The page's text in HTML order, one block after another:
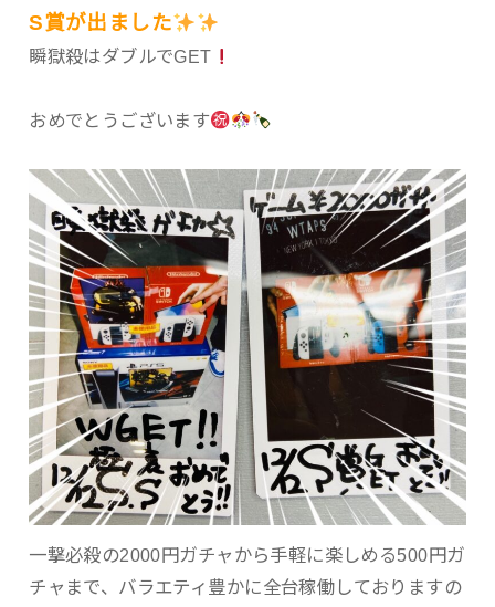
S賞が出ました
瞬獄殺はダブルでGET
おめでとうございます
一撃必殺の2000円ガチャから手軽に楽しめる500円ガ
チャまで、バラエティ豊かに全台稼働しておりますの